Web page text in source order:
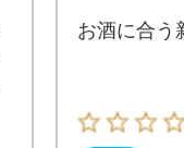
お酒に合う